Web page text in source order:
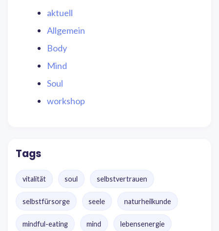
aktuell
Allgemein
Body
Mind
Soul
workshop
Tags
vitalität soul selbstvertrauen
selbstfürsorge seele naturheilkunde
mindful-eating mind lebensenergie